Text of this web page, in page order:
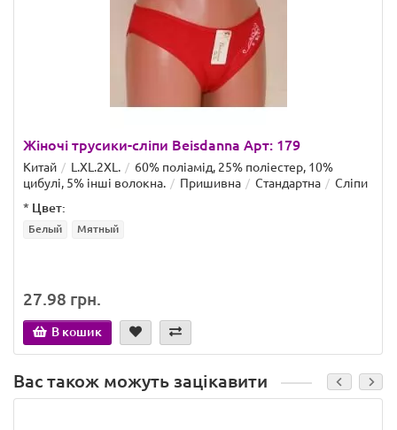
Жіночі трусики-сліпи Beisdanna Арт: 179
Китай L.XL.2XL.
60% поліамід, 25% поліестер, 10%
цибулі, 5% інші волокна.
Пришивна Стандартна
Сліпи
* Цвет:
Белый Мятный
27.98 грн.
В кошик
Вас також можуть зацікавити